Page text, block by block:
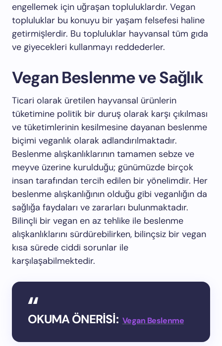
engellemek için uğraşan topluluklardır. Vegan
topluluklar bu konuyu bir yaşam felsefesi haline
getirmişlerdir. Bu topluluklar hayvansal tüm gıda
ve giyecekleri kullanmayı reddederler.
Vegan Beslenme ve Sağlık
Ticari olarak üretilen hayvansal ürünlerin
tüketimine politik bir duruş olarak karşı çıkılması
ve tüketimlerinin kesilmesine dayanan beslenme
biçimi veganlık olarak adlandırılmaktadır.
Beslenme alışkanlıklarının tamamen sebze ve
meyve üzerine kurulduğu; günümüzde birçok
insan tarafından tercih edilen bir yönelimdir. Her
beslenme alışkanlığının olduğu gibi veganlığın da
sağlığa faydaları ve zararları bulunmaktadır.
Bilinçli bir vegan en az tehlike ile beslenme
alışkanlıklarını sürdürebilirken, bilinçsiz bir vegan
kısa sürede ciddi sorunlar ile
karşılaşabilmektedir.
OKUMA ÖNERİSİ: Vegan Beslenme